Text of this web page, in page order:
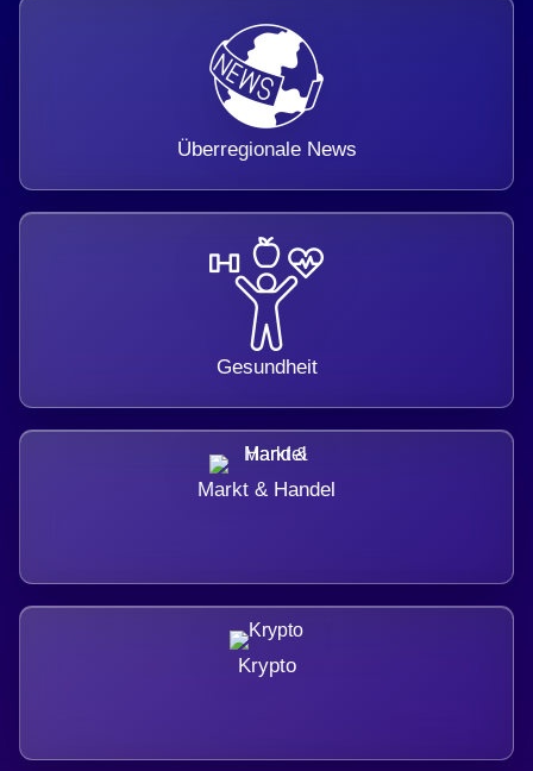
Überregionale News
Gesundheit
Markt & Handel
Krypto